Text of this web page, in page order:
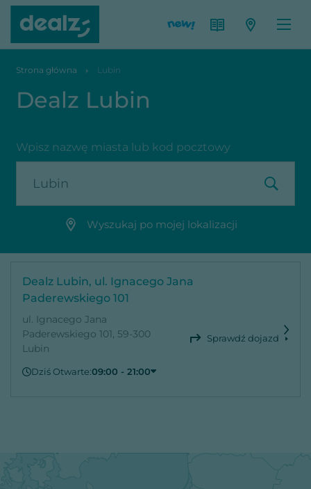
Strona główna Lubin
Dealz Lubin
Wpisz nazwę miasta lub kod pocztowy
Wyszukaj po mojej lokalizacji
Dealz Lubin, ul. Ignacego Jana
Paderewskiego 101
ul. Ignacego Jana
Paderewskiego 101, 59-300
Lubin
Sprawdź dojazd
Dziś Otwarte:09:00 - 21:00
Wtorek
09:00 - 21:00